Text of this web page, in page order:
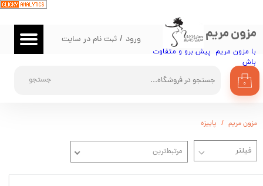
مزون مریم
با مزون مریم پیش برو و متفاوت
باش​​​​​​​
جستجو ۰
ورود / ثبت نام در سایت
حساب کاربری من
تغییر گذر واژه
سفارشات
مزون مریم پاییزه
مرتبط‌ترین